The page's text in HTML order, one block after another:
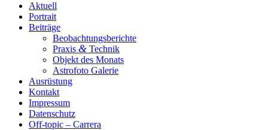
Aktuell
Portrait
Beiträge
Beobachtungsberichte
Praxis & Technik
Objekt des Monats
Astrofoto Galerie
Ausrüstung
Kontakt
Impressum
Datenschutz
Off-topic – Carrera